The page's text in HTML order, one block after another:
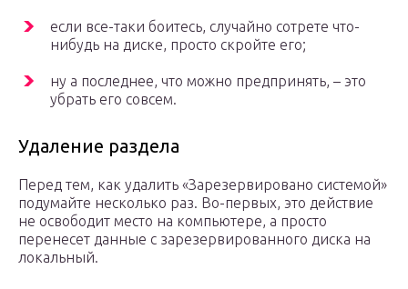
если все-таки боитесь, случайно сотрете что-
нибудь на диске, просто скройте его;
ну а последнее, что можно предпринять, – это
убрать его совсем.
Удаление раздела
Перед тем, как удалить «Зарезервировано системой»
подумайте несколько раз. Во-первых, это действие
не освободит место на компьютере, а просто
перенесет данные с зарезервированного диска на
локальный.